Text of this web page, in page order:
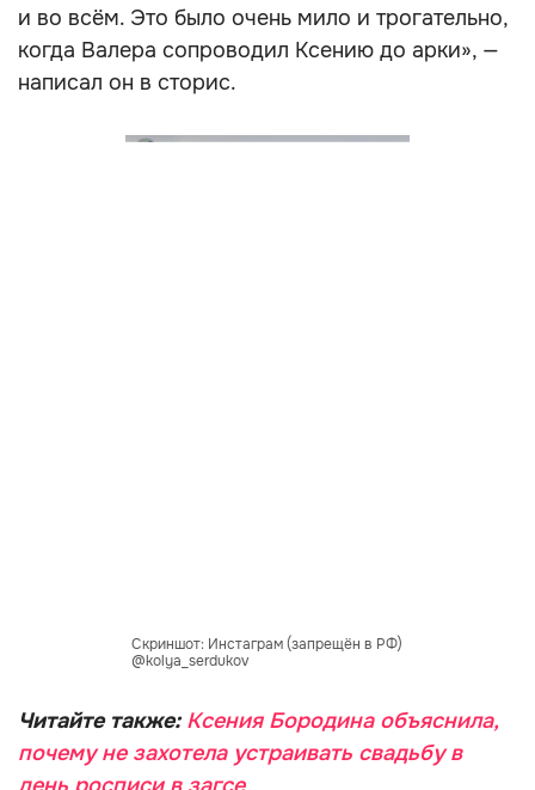
и во всём. Это было очень мило и трогательно,
когда Валера сопроводил Ксению до арки», —
написал он в сторис.
Скриншот: Инстаграм (запрещён в РФ)
@kolya_serdukov
Читайте также: Ксения Бородина объяснила,
почему не захотела устраивать свадьбу в